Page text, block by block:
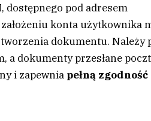
, dostępnego pod adresem
konta użytkownika
dokumentu. Należy
a dokumenty przesłane
i zapewnia pełną zgodność